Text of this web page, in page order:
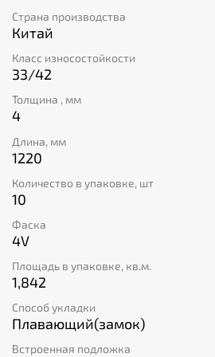
общей площадью 1,842 м².
монтировать благодаря системе
замкового соединения. Кроме
плитка обеспечивает класс
КМ5 и защищена специальным
мм. Приобретая эту продукцию,
надежное и стильное покрытие
Страна производства
Китай
Класс износостойкости
33/42
Толщина , мм
4
Длина, мм
1220
Количество в упаковке, шт
10
Фаска
4V
Площадь в упаковке, кв.м.
1,842
Способ укладки
Плавающий(замок)
Встроенная подложка